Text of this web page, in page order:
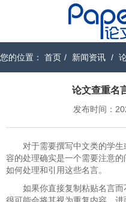
您的位置： 首页 / 新闻资讯 /
论文查重名
发布时间：
对于需要撰写中文类的学生
容的处理确实是一个需要注意
如何处理和引用这些名言。
如果你直接复制粘贴名言